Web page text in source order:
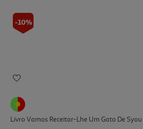
-10%
Livro Vamos Receitar-Lhe Um Gato De